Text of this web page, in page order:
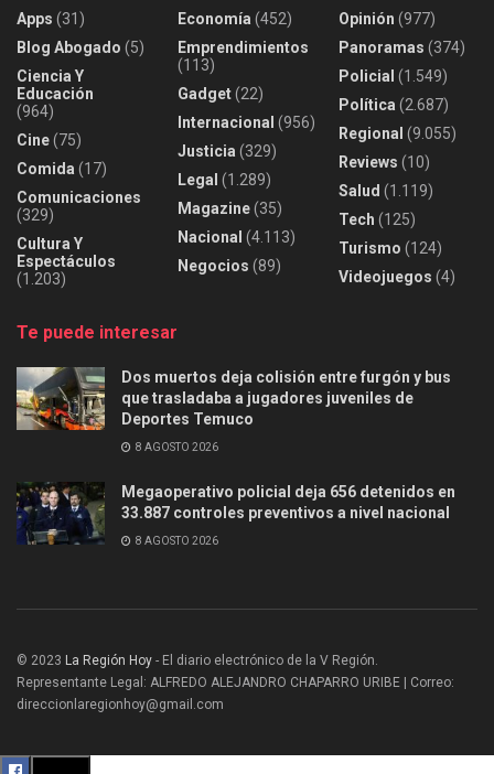
Apps (31)
Blog Abogado (5)
Ciencia Y
Educación
(964)
Cine(75)
Comida (17)
Comunicaciones
(329)
Cultura Y
Espectáculos
(1.203)
Economía (452)
Emprendimientos
(113)
Gadget(22)
Internacional (956)
Justicia (329)
Legal (1.289)
Magazine(35)
Nacional (4.113)
Negocios (89)
Opinión (977)
Panoramas (374)
Policial (1.549)
Política (2.687)
Regional (9.055)
Reviews (10)
Salud (1.119)
Tech (125)
Turismo (124)
Videojuegos (4)
Te puede interesar
Dos muertos deja colisión entre furgón y bus
que trasladaba a jugadores juveniles de
Deportes Temuco
8 AGOSTO 2026
Megaoperativo policial deja 656 detenidos en
33.887 controles preventivos a nivel nacional
8 AGOSTO 2026
© 2023 La Región Hoy - El diario electrónico de la V Región.
Representante Legal: ALFREDO ALEJANDRO CHAPARRO URIBE | Correo:
direccionlaregionhoy@gmail.com